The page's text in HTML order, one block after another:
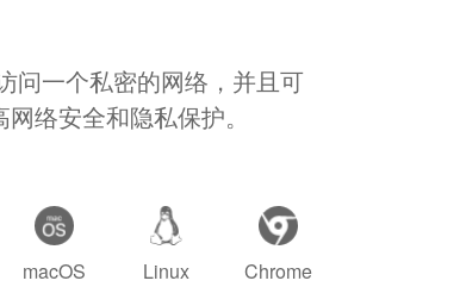
问一个私密的网络，并且可
络安全和隐私保护。
macOS Linux Chrome